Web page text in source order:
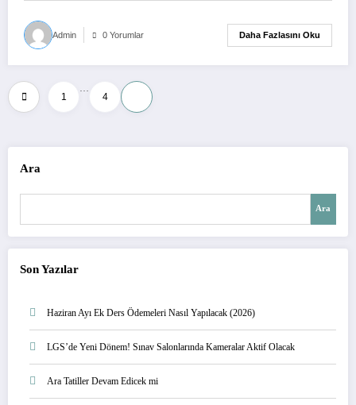
Admin 0 Yorumlar Daha Fazlasını Oku
Yazı
sayfalaması
1
…
4
Ara
Ara
Son Yazılar
Haziran Ayı Ek Ders Ödemeleri Nasıl Yapılacak (2026)
LGS’de Yeni Dönem! Sınav Salonlarında Kameralar Aktif Olacak
Ara Tatiller Devam Edicek mi